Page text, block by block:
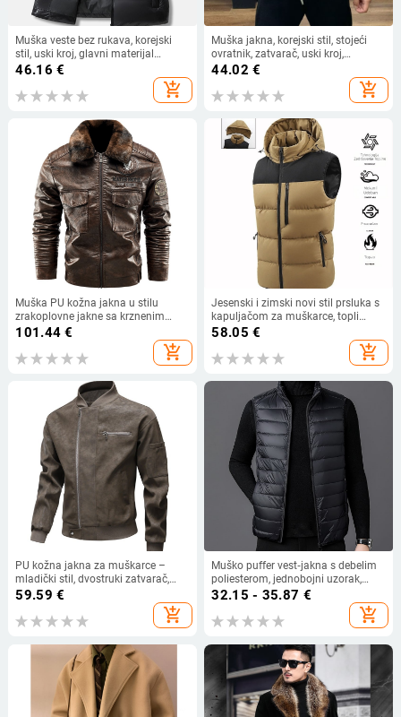
Muška veste bez rukava, korejski
stil, uski kroj, glavni materijal
najlon/poliamid, punilo poliester,
46.16 €
add_shopping_cart
Muška jakna, korejski stil, stojeći
ovratnik, zatvarač, uski kroj,
proljeće–jesen
44.02 €
add_shopping_cart
Muška PU kožna jakna u stilu
zrakoplovne jakne sa krznenim
ovratnikom, dvostruki ovratnik, zip
džepovi, ravni rub, britanski stil,
veličine L-5XL, Zima 2024
101.44 €
add_shopping_cart
Jesenski i zimski novi stil prsluka s
kapuljačom za muškarce, topli
prsluk kontrastne boje, modni bez
rukava s pamučnom podstavom
58.05 €
add_shopping_cart
PU kožna jakna za muškarce –
mladički stil, dvostruki zatvarač,
stojeći ovratnik, srednja duljina,
59.59 €
add_shopping_cart
Muško puffer vest‑jakna s debelim
poliesterom, jednobojni uzorak,
strukirani dizajn, proljeće 2024
32.15 - 35.87 €
add_shopping_cart